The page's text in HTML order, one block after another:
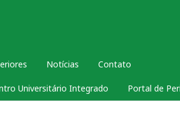
Notícias Contato
Universitário Integrado Portal de